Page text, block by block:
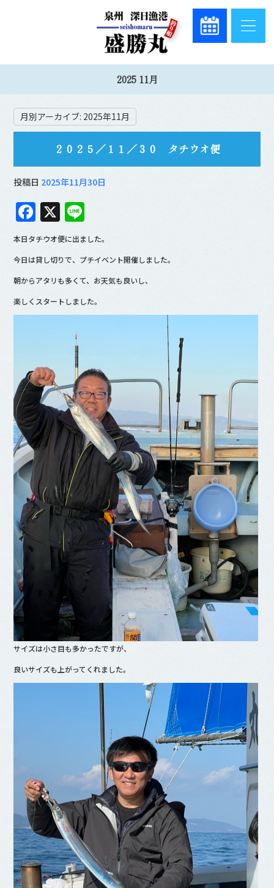
2025 11月
月別アーカイブ: 2025年11月
２０２５／１１／３０ タチウオ便
投稿日 2025年11月30日
F
a
c
e
b
o
X
n
e
本日タチウオ便に出ました。
今日は貸し切りで、プチイベント開催しました。
朝からアタリも多くて、お天気も良いし、
楽しくスタートしました。
サイズは小さ目も多かったですが、
良いサイズも上がってくれました。